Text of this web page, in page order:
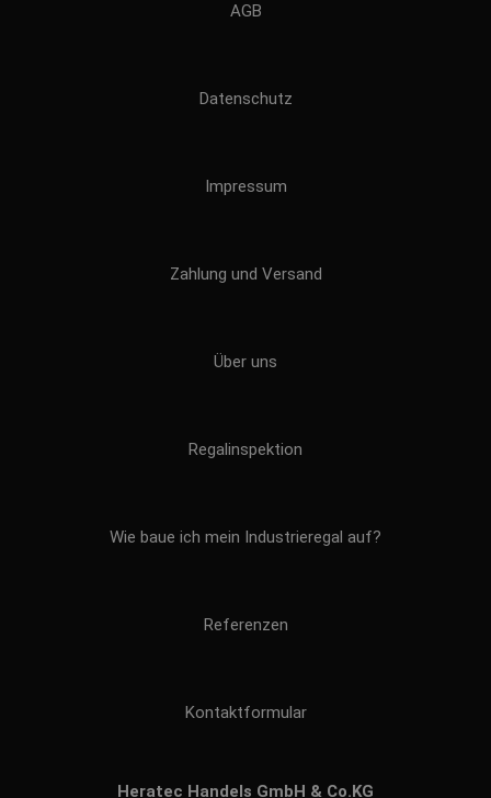
AGB
Datenschutz
Impressum
Zahlung und Versand
Über uns
Regalinspektion
Wie baue ich mein Industrieregal auf?
Referenzen
Kontaktformular
Heratec Handels GmbH & Co.KG